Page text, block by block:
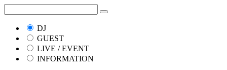
DJ
GUEST
LIVE / EVENT
INFORMATION